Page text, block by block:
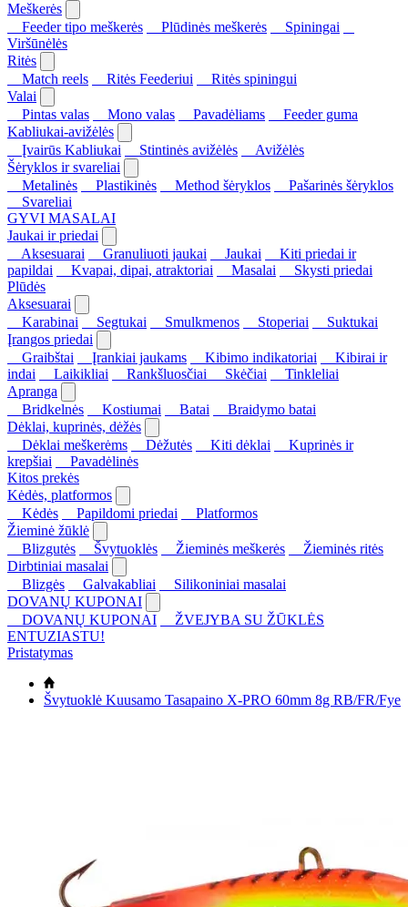
Meškerės
Feeder tipo meškerės
Plūdinės meškerės
Spiningai
Viršūnėlės
Ritės
Match reels
Ritės Feederiui
Ritės spiningui
Valai
Pintas valas
Mono valas Pavadėliams
Feeder guma
Kabliukai-avižėlės
Įvairūs Kabliukai
Stintinės avižėlės
Avižėlės
Šėryklos ir svareliai
Metalinės
Plastikinės Method šėryklos
Pašarinės šėryklos
Svareliai
GYVI MASALAI
Jaukai ir priedai
Aksesuarai
Granuliuoti jaukai Jaukai
Kiti priedai ir
papildai
Kvapai, dipai, atraktoriai Masalai
Skysti priedai
Plūdės
Aksesuarai
Karabinai
Segtukai Smulkmenos Stoperiai
Suktukai
Įrangos priedai
Graibštai
Įrankiai jaukams Kibimo indikatoriai
Kibirai ir
indai
Laikikliai Rankšluosčiai Skėčiai
Tinkleliai
Apranga
Bridkelnės
Kostiumai Batai
Braidymo batai
Dėklai, kuprinės, dėžės
Dėklai meškerėms
Dėžutės Kiti dėklai
Kuprinės ir
krepšiai
Pavadėlinės
Kitos prekės
Kėdės, platformos
Kėdės
Papildomi priedai
Platformos
Žieminė žūklė
Blizgutės
Švytuoklės Žieminės meškerės
Žieminės ritės
Dirbtiniai masalai
Blizgės
Galvakabliai
Silikoniniai masalai
DOVANŲ KUPONAI
DOVANŲ KUPONAI
ŽVEJYBA SU ŽŪKLĖS
ENTUZIASTU!
Pristatymas
Švytuoklė Kuusamo Tasapaino X-PRO 60mm 8g RB/FR/Fye